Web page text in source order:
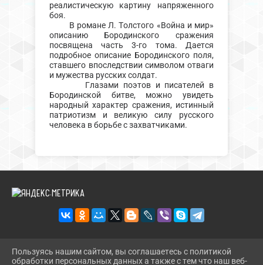
реалистическую картину напряженного
боя.
В романе Л. Толстого «Война и мир»
описанию Бородинского сражения
посвящена часть 3-го тома. Дается
подробное описание Бородинского поля,
ставшего впоследствии символом отваги
и мужества русских солдат.
Глазами поэтов и писателей в
Бородинской битве, можно увидеть
народный характер сражения, истинный
патриотизм и великую силу русского
человека в борьбе с захватчиками.
2026 Г. DINBIBL.RU
Пользуясь нашим сайтом, вы соглашаетесь с политикой
обработки персональных данных а также с тем что наш веб-